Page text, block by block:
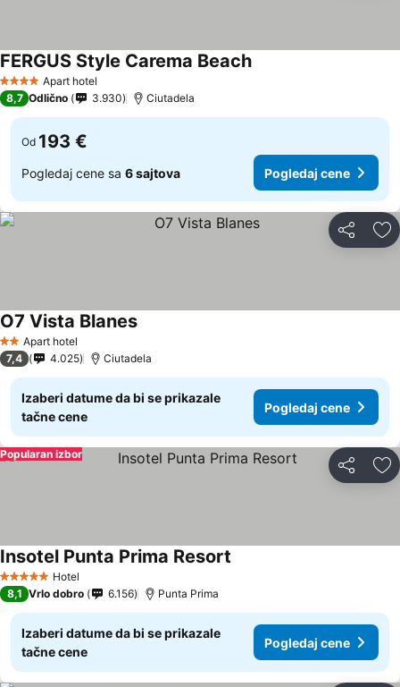
4 ZvezdiceApart hotel
FERGUS Style Carema Beach
8,7 Odlično 3.930 Ciutadela
Od 193 €
Pogledaj cene sa 6 sajtova Pogledaj cene
Deli
2 Zvezdice
Apart hotel
O7 Vista Blanes
7,4 4.025 Ciutadela
Izaberi datume da bi se prikazale
tačne cene
Pogledaj cene
Deli
Popularan izbor
5 ZvezdiceHotel
Insotel Punta Prima Resort
8,1 Vrlo dobro 6.156 Punta Prima
Izaberi datume da bi se prikazale
tačne cene
Pogledaj cene